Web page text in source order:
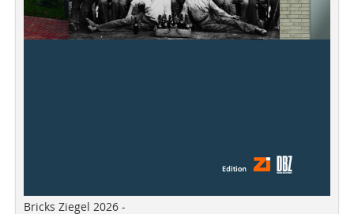
Bricks Ziegel 2026 -